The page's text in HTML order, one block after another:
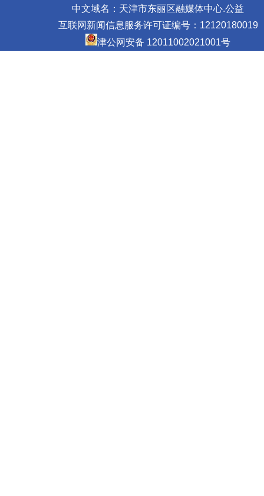
中文域名：天津市东丽区融媒体中心.公益
互联网新闻信息服务许可证编号：12120180019
津公网安备 12011002021001号